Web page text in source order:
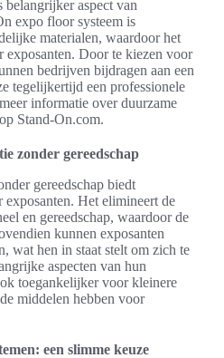
belangrijker aspect van
expo floor systeem is
materialen, waardoor het
exposanten. Door te kiezen voor
bedrijven bijdragen aan een
tegelijkertijd een professionele
informatie over duurzame
Stand-On.com.
zonder gereedschap
gereedschap biedt
Het elimineert de
en gereedschap, waardoor de
kunnen exposanten
wat hen in staat stelt om zich te
aspecten van hun
toegankelijker voor kleinere
middelen hebben voor
een slimme keuze